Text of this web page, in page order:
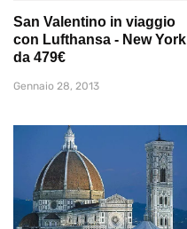
San Valentino in viaggio
con Lufthansa - New York
da 479€
Gennaio 28, 2013